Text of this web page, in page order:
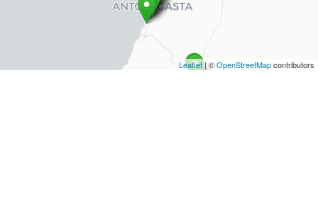
Leaflet| ©OpenStreetMapcontributors